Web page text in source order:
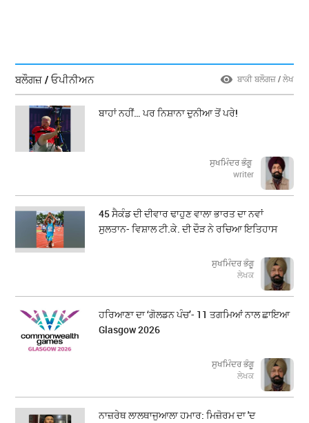
ਬਲੌਗਜ਼ / ਓਪੀਨੀਅਨ ਬਾਕੀ ਬਲੌਗਜ਼ / ਲੇਖ
ਬਾਹਾਂ ਨਹੀਂ… ਪਰ ਨਿਸ਼ਾਨਾ ਦੁਨੀਆ ਤੋਂ ਪਰੇ!
ਸੁਖਮਿੰਦਰ ਭੰਗੂ
writer
45 ਸੈਕੰਡ ਦੀ ਦੀਵਾਰ ਢਾਹੁਣ ਵਾਲਾ ਭਾਰਤ ਦਾ ਨਵਾਂ
ਸੁਲਤਾਨ- ਵਿਸ਼ਾਲ ਟੀ.ਕੇ. ਦੀ ਦੌੜ ਨੇ ਰਚਿਆ ਇਤਿਹਾਸ
ਸੁਖਮਿੰਦਰ ਭੰਗੂ
ਲੇਖਕ
ਹਰਿਆਣਾ ਦਾ ‘ਗੋਲਡਨ ਪੰਚ’- 11 ਤਗਮਿਆਂ ਨਾਲ ਛਾਇਆ
Glasgow 2026
ਸੁਖਮਿੰਦਰ ਭੰਗੂ
ਲੇਖਕ
ਨਾਜ਼ਰੇਥ ਲਾਲਥਾਜੁਆਲਾ ਹਮਾਰ: ਮਿਜ਼ੋਰਮ ਦਾ 'ਦ